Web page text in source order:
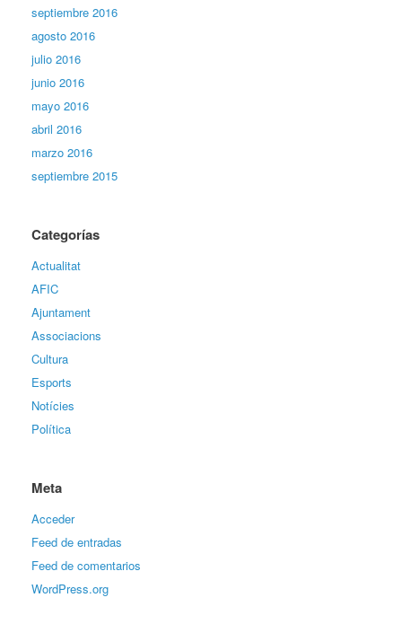
septiembre 2016
agosto 2016
julio 2016
junio 2016
mayo 2016
abril 2016
marzo 2016
septiembre 2015
Categorías
Actualitat
AFIC
Ajuntament
Associacions
Cultura
Esports
Notícies
Política
Meta
Acceder
Feed de entradas
Feed de comentarios
WordPress.org